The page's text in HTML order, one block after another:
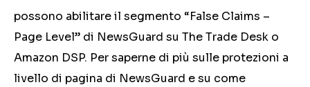
possono abilitare il segmento “False Claims –
Page Level” di NewsGuard su The Trade Desk o
Amazon DSP. Per saperne di più sulle protezioni a
livello di pagina di NewsGuard e su come